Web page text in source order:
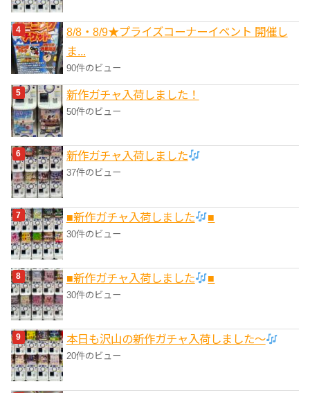
8/8・8/9★プライズコーナーイベント 開催し
ま...
90件のビュー
新作ガチャ入荷しました！
50件のビュー
新作ガチャ入荷しました
37件のビュー
■新作ガチャ入荷しました ■
30件のビュー
■新作ガチャ入荷しました ■
30件のビュー
本日も沢山の新作ガチャ入荷しました〜
20件のビュー